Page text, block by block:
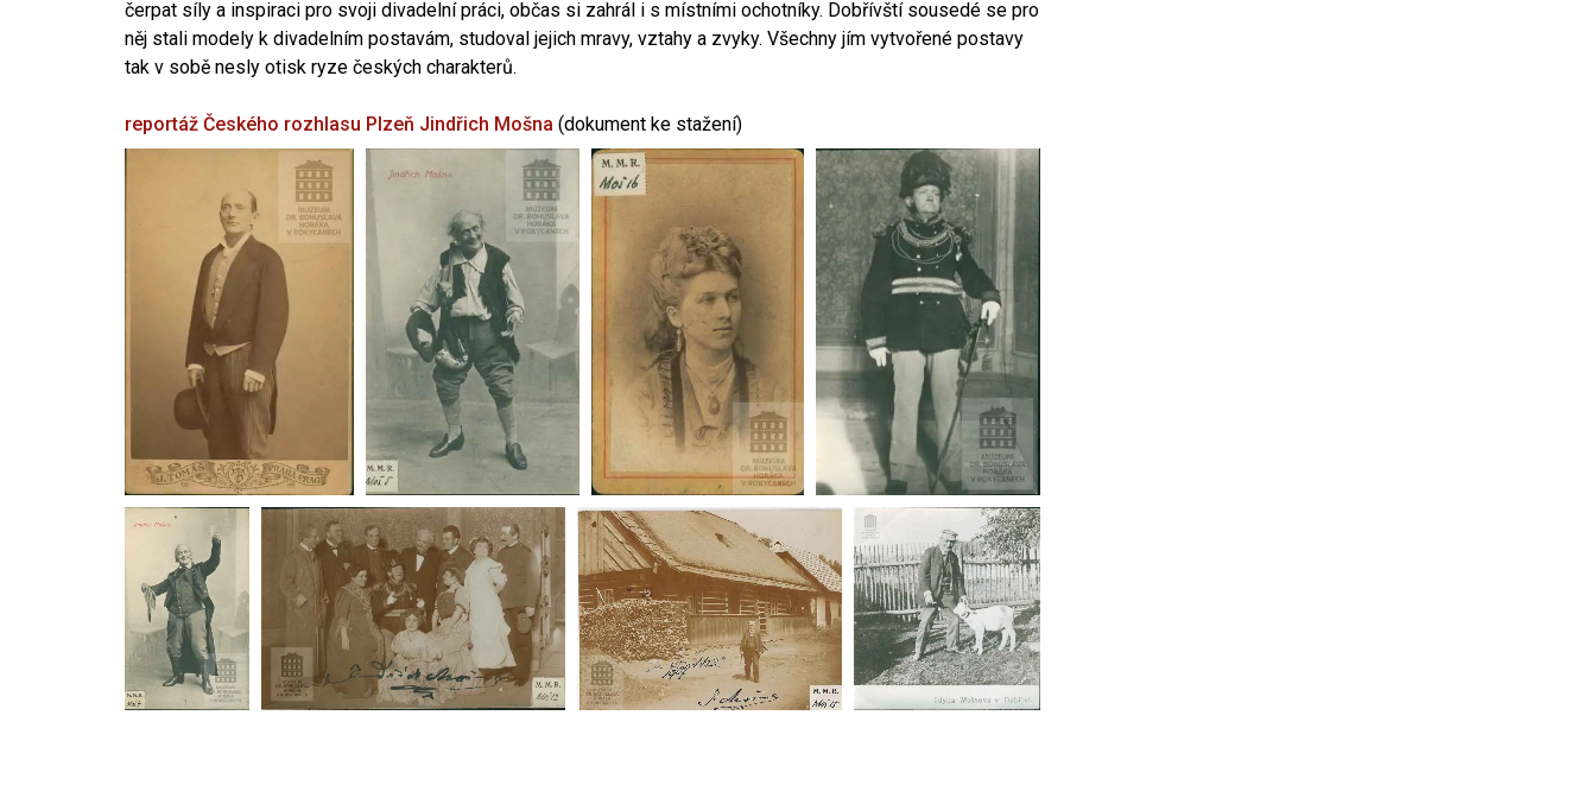
čerpat síly a inspiraci pro svoji divadelní práci, občas si zahrál i s místními ochotníky. Dobřívští sousedé se pro
něj stali modely k divadelním postavám, studoval jejich mravy, vztahy a zvyky. Všechny jím vytvořené postavy
tak v sobě nesly otisk ryze českých charakterů.
reportáž Českého rozhlasu Plzeň Jindřich Mošna (dokument ke stažení)